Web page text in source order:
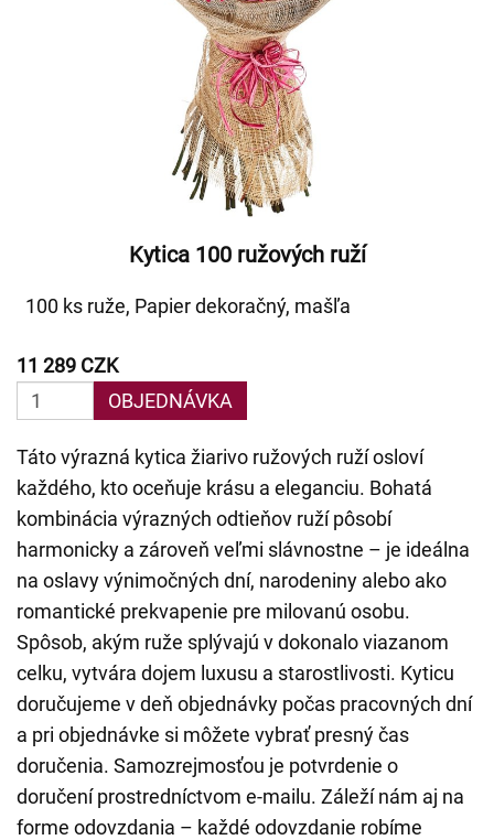
Kytica 100 ružových ruží
100 ks ruže, Papier dekoračný, mašľa
11 289 CZK
OBJEDNÁVKA
Táto výrazná kytica žiarivo ružových ruží osloví
každého, kto oceňuje krásu a eleganciu. Bohatá
kombinácia výrazných odtieňov ruží pôsobí
harmonicky a zároveň veľmi slávnostne – je ideálna
na oslavy výnimočných dní, narodeniny alebo ako
romantické prekvapenie pre milovanú osobu.
Spôsob, akým ruže splývajú v dokonalo viazanom
celku, vytvára dojem luxusu a starostlivosti. Kyticu
doručujeme v deň objednávky počas pracovných dní
a pri objednávke si môžete vybrať presný čas
doručenia. Samozrejmosťou je potvrdenie o
doručení prostredníctvom e-mailu. Záleží nám aj na
forme odovzdania – každé odovzdanie robíme